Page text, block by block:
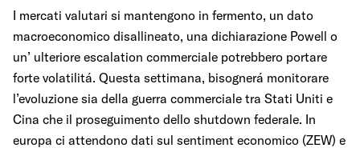
I mercati valutari si mantengono in fermento, un dato
macroeconomico disallineato, una dichiarazione Powell o
un’ ulteriore escalation commerciale potrebbero portare
forte volatilitá. Questa settimana, bisognerá monitorare
l’evoluzione sia della guerra commerciale tra Stati Uniti e
Cina che il proseguimento dello shutdown federale. In
europa ci attendono dati sul sentiment economico (ZEW) e